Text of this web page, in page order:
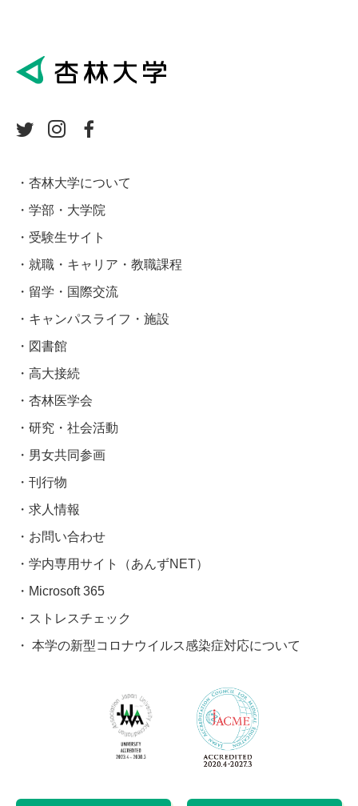
杏林大学について
学部・大学院
受験生サイト
就職・キャリア・教職課程
留学・国際交流
キャンパスライフ・施設
図書館
高大接続
杏林医学会
研究・社会活動
男女共同参画
刊行物
求人情報
お問い合わせ
学内専用サイト（あんずNET）
Microsoft 365
ストレスチェック
本学の新型コロナウイルス感染症対応について